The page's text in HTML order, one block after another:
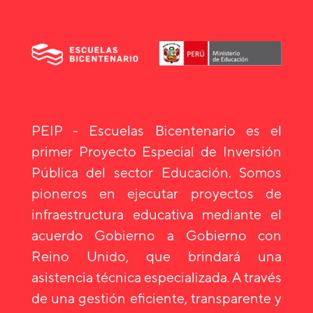
PEIP - Escuelas Bicentenario es el
primer Proyecto Especial de Inversión
Pública del sector Educación. Somos
pioneros en ejecutar proyectos de
infraestructura educativa mediante el
acuerdo Gobierno a Gobierno con
Reino Unido, que brindará una
asistencia técnica especializada. A través
de una gestión eficiente, transparente y